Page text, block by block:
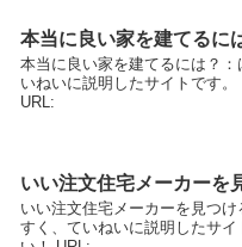
本当に良い家を建てるに
本当に良い家を建てるには？
いねいに説明したサイトです
URL:
いい注文住宅メーカーを
いい注文住宅メーカーを見つ
すく、ていねいに説明したサ